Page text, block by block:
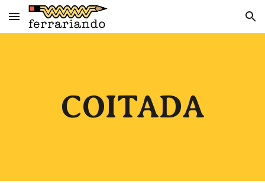
Skip to main content Skip to navigation
COITADA